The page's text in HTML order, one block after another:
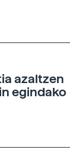
azaltzen
egindako